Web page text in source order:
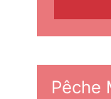
Pêche